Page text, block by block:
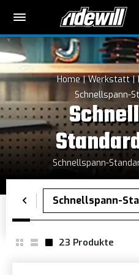
Home Werkstatt
Schnellspann-
Schnellspann-
23 Produkte